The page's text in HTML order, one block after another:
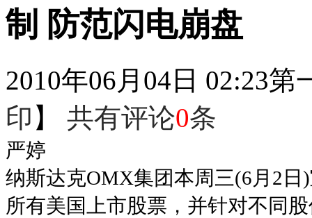
制 防范闪电崩盘
2010年06月04日 02:23第
印 】 共有评论0条
严婷
纳斯达克OMX集团本周三(6月2
所有美国上市股票，并针对不同